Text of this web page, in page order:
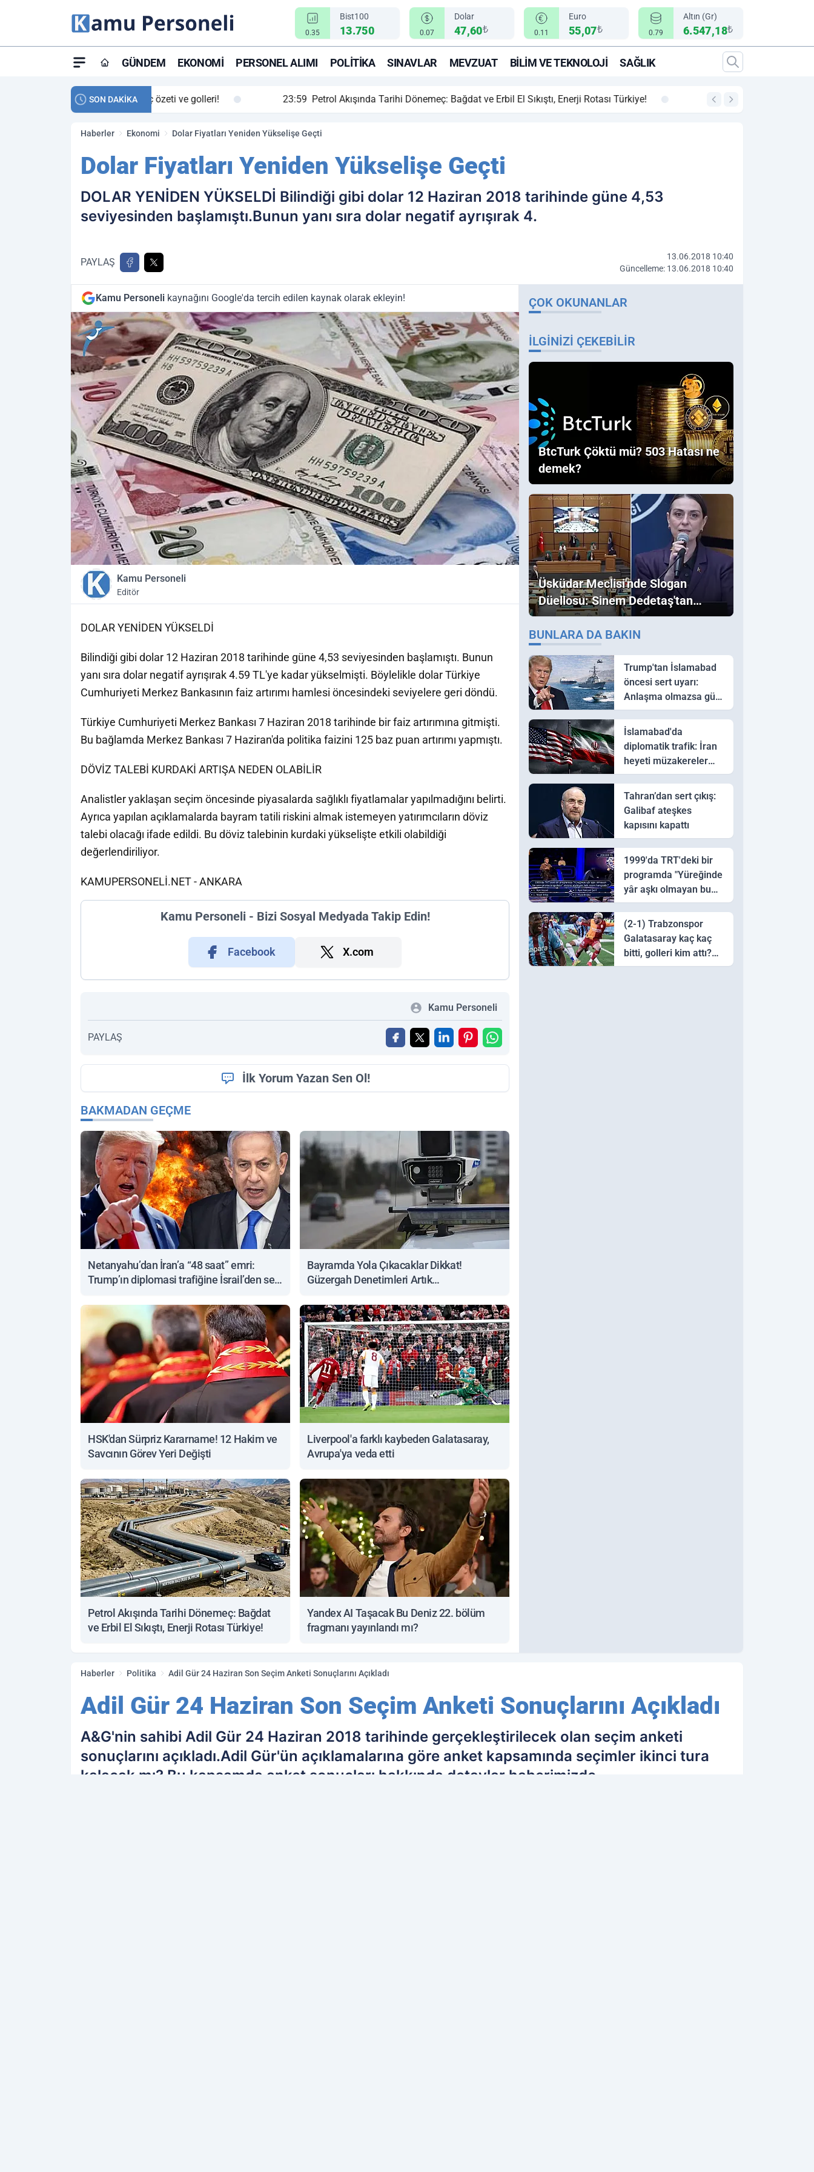
0.35
Bist100
13.750 0.07
Dolar
47,60₺ 0.11
Euro
55,07₺ 0.79
Altın (Gr)
6.547,18₺
GÜNDEM EKONOMI PERSONEL ALIMI POLITIKA SINAVLAR MEVZUAT BILIM VE TEKNOLOJI SAĞLIK
SON DAKİKA
maç özeti ve golleri! 23:59 Petrol Akışında Tarihi Dönemeç: Bağdat ve Erbil El Sıkıştı, Enerji Rotası Türkiye! 00:12
Haberler Ekonomi Dolar Fiyatları Yeniden Yükselişe Geçti
Dolar Fiyatları Yeniden Yükselişe Geçti
DOLAR YENİDEN YÜKSELDİ Bilindiği gibi dolar 12 Haziran 2018 tarihinde güne 4,53
seviyesinden başlamıştı.Bunun yanı sıra dolar negatif ayrışırak 4.
PAYLAŞ
13.06.2018 10:40
Güncelleme: 13.06.2018 10:40
Kamu Personeli kaynağını Google'da tercih edilen kaynak olarak ekleyin!
Kamu Personeli
Editör
DOLAR YENİDEN YÜKSELDİ
Bilindiği gibi dolar 12 Haziran 2018 tarihinde güne 4,53 seviyesinden başlamıştı. Bunun
yanı sıra dolar negatif ayrışırak 4.59 TL'ye kadar yükselmişti. Böylelikle dolar Türkiye
Cumhuriyeti Merkez Bankasının faiz artırımı hamlesi öncesindeki seviyelere geri döndü.
Türkiye Cumhuriyeti Merkez Bankası 7 Haziran 2018 tarihinde bir faiz artırımına gitmişti.
Bu bağlamda Merkez Bankası 7 Haziran'da politika faizini 125 baz puan artırımı yapmıştı.
DÖVİZ TALEBİ KURDAKİ ARTIŞA NEDEN OLABİLİR
Analistler yaklaşan seçim öncesinde piyasalarda sağlıklı fiyatlamalar yapılmadığını belirti.
Ayrıca yapılan açıklamalarda bayram tatili riskini almak istemeyen yatırımcıların döviz
talebi olacağı ifade edildi. Bu döviz talebinin kurdaki yükselişte etkili olabildiği
değerlendiriliyor.
KAMUPERSONELİ.NET - ANKARA
Kamu Personeli - Bizi Sosyal Medyada Takip Edin!
Facebook X.com
Kamu Personeli
PAYLAŞ
İlk Yorum Yazan Sen Ol!
BAKMADAN GEÇME
Netanyahu’dan İran’a “48 saat” emri:
Trump’ın diplomasi trafiğine İsrail’den sert
Bayramda Yola Çıkacaklar Dikkat!
Güzergah Denetimleri Artık
HSK'dan Sürpriz Kararname! 12 Hakim ve
Savcının Görev Yeri Değişti
Liverpool'a farklı kaybeden Galatasaray,
Avrupa'ya veda etti
Petrol Akışında Tarihi Dönemeç: Bağdat
ve Erbil El Sıkıştı, Enerji Rotası Türkiye!
Yandex AI Taşacak Bu Deniz 22. bölüm
fragmanı yayınlandı mı?
ÇOK OKUNANLAR
İLGINIZI ÇEKEBILIR
BtcTurk Çöktü mü? 503 Hatası ne
demek?
Üsküdar Meclisi'nde Slogan
Düellosu: Sinem Dedetaş'tan
Ezber Bozan "Erdoğan" ve
"İmamoğlu" Çıkışı!
BUNLARA DA BAKIN
Trump'tan İslamabad
öncesi sert uyarı:
Anlaşma olmazsa güç
kullanırız
İslamabad'da
diplomatik trafik: İran
heyeti müzakereler
için Pakistan'a ulaştı
Tahran’dan sert çıkış:
Galibaf ateşkes
kapısını kapattı
1999'da TRT'deki bir
programda "Yüreğinde
yâr aşkı olmayan bu
sazı çalarsa tingirdatır"
sözünü söyleyen halk
ozanı hangisidir?
(2-1) Trabzonspor
Galatasaray kaç kaç
bitti, golleri kim attı?
Trabzonspor
Haberler Politika Adil Gür 24 Haziran Son Seçim Anketi Sonuçlarını Açıkladı
Adil Gür 24 Haziran Son Seçim Anketi Sonuçlarını Açıkladı
A&G'nin sahibi Adil Gür 24 Haziran 2018 tarihinde gerçekleştirilecek olan seçim anketi
sonuçlarını açıkladı.Adil Gür'ün açıklamalarına göre anket kapsamında seçimler ikinci tura
kalacak mı? Bu kapsamda anket sonuçları hakkında detaylar haberimizde.